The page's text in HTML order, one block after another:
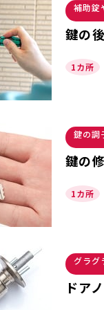
補助錠
鍵の
1カ所
鍵の調
鍵の
1カ所
グラグ
ドア